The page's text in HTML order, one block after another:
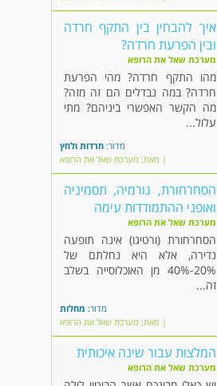
איך להבחין בין התקף חרדה
ובין הפרעת חרדה?
מערכת שאל את הרופא
מהו התקף חרדה? מהי הפרעת
חרדה? במה נבדלים הם זה מזה?
מה הקשר האפשרי ביניהם? מתי
עלול...
מדור:חרדות ולחץ
| מאת: מערכת שאל את הרופא
הסחרחורת, גורמיה, תסמיניה
ואופני ההתמודדות עימה
מערכת שאל את הרופא
הסחרחורת (ורטיגו) אינה תופעה
נדירה, אלא היא נחלתם של
20%-40% מן האוכלוסייה בשלב
זה...
מדור: מחלות
| מאת: מערכת שאל את הרופא
המלצות עבור שינה איכותית
מערכת שאל את הרופא